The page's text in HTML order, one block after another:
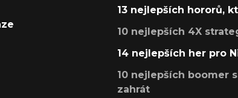
13 nejlepších hororů,
10 nejlepších 4X
14 nejlepších her pro
10 nejlepších boomer
zahrát